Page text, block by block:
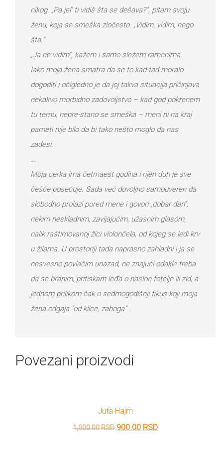
nikog. „Pa jel’ ti vidiš šta se dešava?”, pitam svoju
ženu, koja se smeška zločesto. „Vidim, vidim, nego
šta.”
„Ja ne vidim”, kažem i samo sležem ramenima.
Iako moja žena smatra da se to kad-tad moralo
dogoditi i očigledno je da joj takva situacija pričinjava
nekakvo morbidno zadovoljstvo – kad god pokrenem
tu temu, nepre-stano se smeška – meni ni na kraj
pameti nije bilo da bi tako nešto moglo da nas
zadesi.
…
Moja ćerka ima četrnaest godina i njen duh je sve
češće posećuje. Sada već dovoljno samouveren da
slobodno prolazi pored mene i govori „dobar dan”,
nekim neskladnim, zavijajućim, užasnim glasom,
nalik raštimovanoj žici violončela, od kojeg se ledi krv
u žilama. U prostoriji tada naprasno zahladni i ja se
nesvesno povlačim unazad, ne znajući odakle treba
da se branim, pritiskam leđa o naslon fotelje ili zid, a
jednom prilikom čak o sedmogodišnji fikus koji moja
žena odgaja “od klice, zaboga”…
Povezani proizvodi
Juta Hajm
1,000.00RSD Originalna
900.00 RSDTrenutna